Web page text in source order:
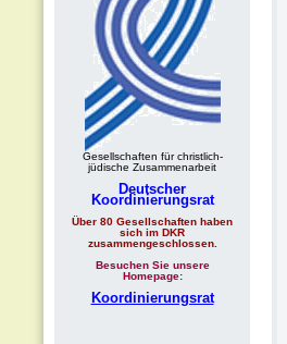
Gesellschaften für christlich-
jüdische Zusammenarbeit
Deutscher
Koordinierungsrat
Über 80 Gesellschaften haben
sich im DKR
zusammengeschlossen.
Besuchen Sie unsere
Homepage:
Koordinierungsrat